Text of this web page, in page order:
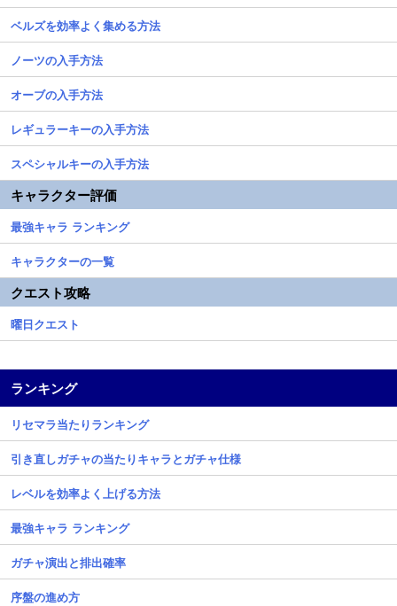
ベルズを効率よく集める方法
ノーツの入手方法
オーブの入手方法
レギュラーキーの入手方法
スペシャルキーの入手方法
キャラクター評価
最強キャラ ランキング
キャラクターの一覧
クエスト攻略
曜日クエスト
ランキング
リセマラ当たりランキング
引き直しガチャの当たりキャラとガチャ仕様
レベルを効率よく上げる方法
最強キャラ ランキング
ガチャ演出と排出確率
序盤の進め方